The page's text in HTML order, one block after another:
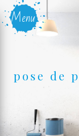
Menu
pose de
Panneau de gestion